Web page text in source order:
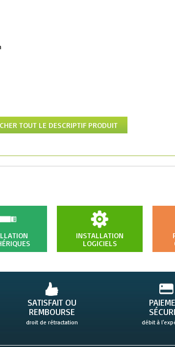
TOUT LE DESCRIPTIF PRODUIT
INSTALLATION
LOGICIELS
SATISFAIT OU
REMBOURSE
droit de rétractation débit à